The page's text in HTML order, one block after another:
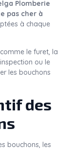
Plomberie
pas cher à
à chaque
le furet, la
ou le
les bouchons
des
bouchons, les